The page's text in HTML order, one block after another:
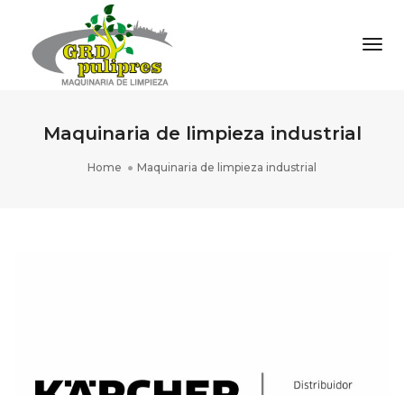
Maquinaria de limpieza industrial
Home Maquinaria de limpieza industrial